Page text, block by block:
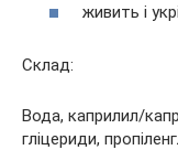
живить і
Склад:
Вода, каприлил/
гліцериди,